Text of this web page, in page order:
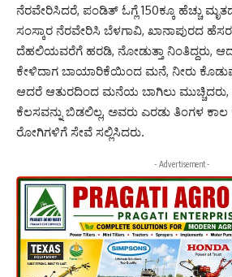
ನೆರವೇರಿಸಿದರೆ, ಪಂಡಿತ್ ಓಗ್ಲೆ 150ಕ್ಕೂ ಹೆಚ್ಚು
ಸಂಸ್ಕಾರ ನೆರವೇರಿಸಿ ಬೆಳಗಾವಿ, ಖಾನಾಪುರದ
ದೆಹಲಿಯವರೆಗೆ ಹರಡಿ, ನೋಡುತ್ತಾ ನಿಂತಿದ್ದರು,
ಕೇಳಿದಾಗ ಬಾಯಾರಿಕೆಯಿಂದ ಮನೆ, ನೀರು
ಆದರೆ ಆತುರದಿಂದ ಮನೆಯ ಬಾಗಿಲು ಮುಚ್ಚಿದರು,
ಕೆಲಸವನ್ನು ಬಿಡಲಿಲ್ಲ, ಅವರು ಎರಡು ತಿಂಗಳ
ರೋಗಿಗಳಿಗೆ ಸೇವೆ ಸಲ್ಲಿಸಿದರು.
- Advertisement -